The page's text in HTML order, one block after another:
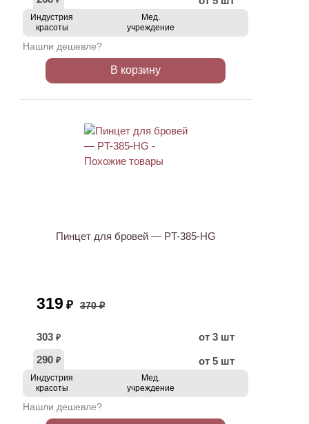
Индустрия
красоты
Мед.
учреждение
Нашли дешевле?
В корзину
Пинцет для бровей — PT-385-HG
319 ₽ 370 ₽
303 ₽
от 3 шт
290 ₽ от 5 шт
Индустрия
красоты
Мед.
учреждение
Нашли дешевле?